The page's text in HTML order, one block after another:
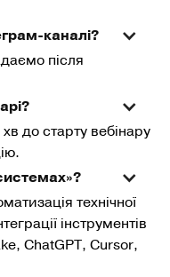
каналі?
після
до старту вебінару
технічної
інструментів
ChatGPT, Cursor,